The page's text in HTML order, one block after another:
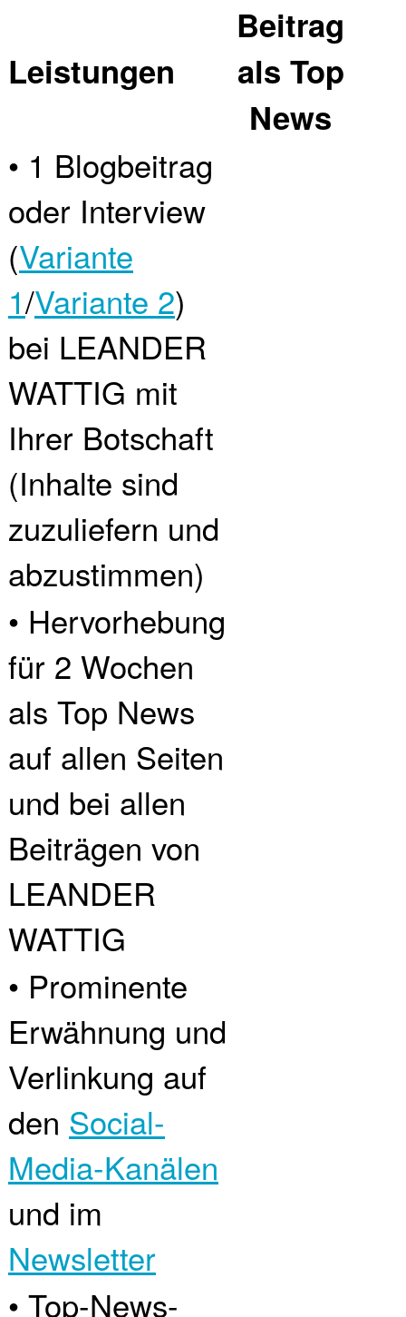
Leistungen
Beitrag
als Top
News
• 1 Blogbeitrag
oder Interview
(Variante
1/Variante 2)
bei LEANDER
WATTIG mit
Ihrer Botschaft
(Inhalte sind
zuzuliefern und
abzustimmen)
• Hervorhebung
für 2 Wochen
als Top News
auf allen Seiten
und bei allen
Beiträgen von
LEANDER
WATTIG
• Prominente
Erwähnung und
Verlinkung auf
den Social-
Media-Kanälen
und im
Newsletter
• Top-News-